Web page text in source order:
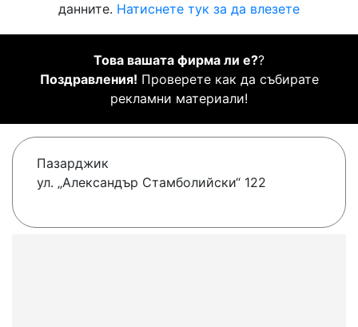
данните. Натиснете тук за да влезете
Това вашата фирма ли е??
Поздравления! Проверете как да събирате
рекламни материали!
Пазарджик
ул. „Александър Стамболийски“ 122